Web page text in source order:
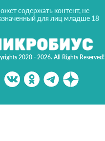
2020 - 2026. All Rights Reserved!
содержать контент, не
для лиц младше 18